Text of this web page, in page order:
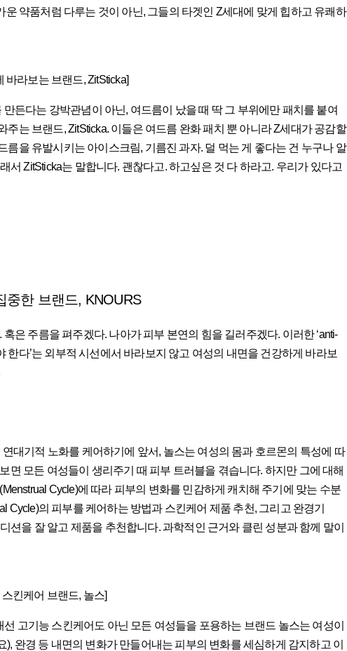
약품처럼 다루는 것이 아닌, 그들의 타겟인 Z세대에 맞게 힙하고 유쾌하
라보는 브랜드, ZitSticka]
든다는 강박관념이 아닌, 여드름이 났을 때 딱 그 부위에만 패치를 붙여
는 브랜드, ZitSticka. 이들은 여드름 완화 패치 뿐 아니라 Z세대가 공감할
을 유발시키는 아이스크림, 기름진 과자. 덜 먹는 게 좋다는 건 누구나 알
서 ZitSticka는 말합니다. 괜찮다고. 하고싶은 것 다 하라고. 우리가 있다고
중한 브랜드, KNOURS
은 주름을 펴주겠다. 나아가 피부 본연의 힘을 길러주겠다. 이러한 ‘anti-
한다’는 외부적 시선에서 바라보지 않고 여성의 내면을 건강하게 바라보
대기적 노화를 케어하기에 앞서, 놀스는 여성의 몸과 호르몬의 특성에 따
면 모든 여성들이 생리주기 때 피부 트러블을 겪습니다. 하지만 그에 대해
Cycle)에 따라 피부의 변화를 민감하게 캐치해 주기에 맞는 수분
의 피부를 케어하는 방법과 스킨케어 제품 추천, 그리고 완경기
션을 잘 알고 제품을 추천합니다. 과학적인 근거와 클린 성분과 함께 말이
킨케어 브랜드, 놀스]
고기능 스킨케어도 아닌 모든 여성들을 포용하는 브랜드 놀스는 여성이
완경 등 내면의 변화가 만들어내는 피부의 변화를 세심하게 감지하고 이